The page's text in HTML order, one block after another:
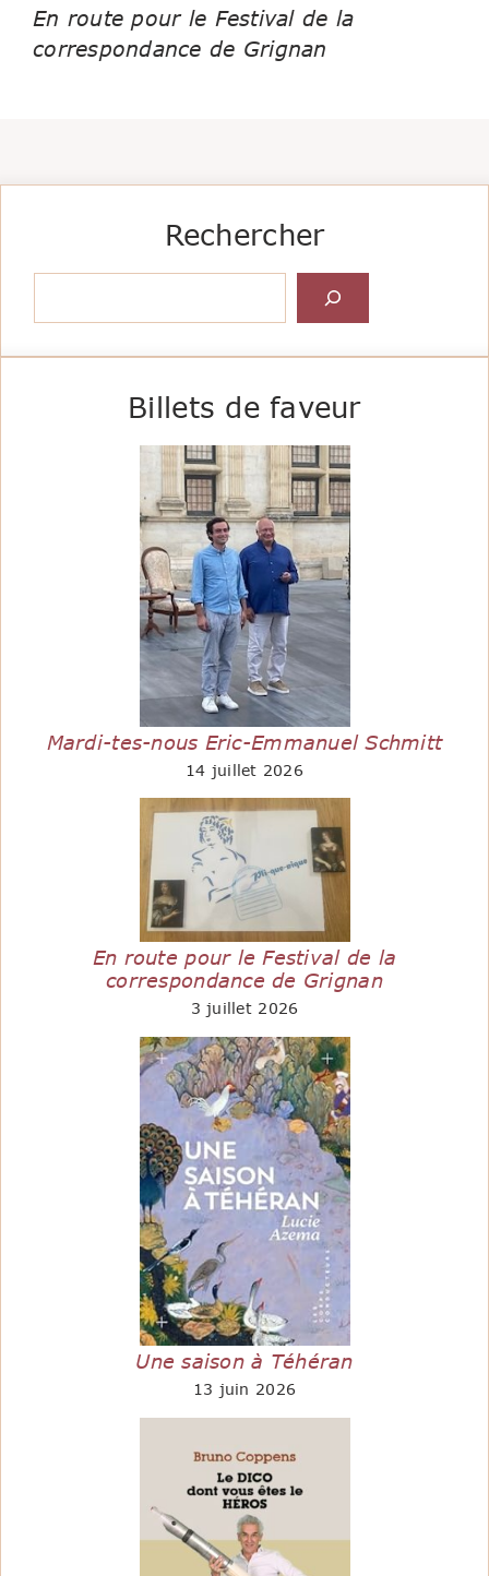
En route pour le Festival de la
correspondance de Grignan
Rechercher
Billets de faveur
Mardi-tes-nous Eric-Emmanuel Schmitt
14 juillet 2026
En route pour le Festival de la
correspondance de Grignan
3 juillet 2026
Une saison à Téhéran
13 juin 2026